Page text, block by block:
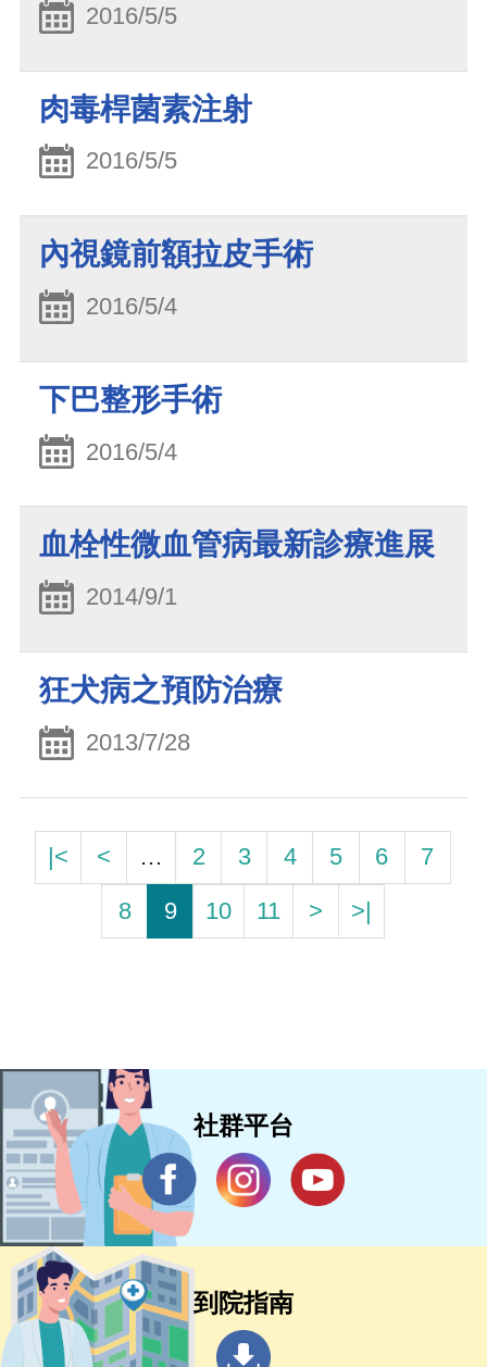
2016/5/5
肉毒桿菌素注射
2016/5/5
內視鏡前額拉皮手術
2016/5/4
下巴整形手術
2016/5/4
血栓性微血管病最新診療進展
2014/9/1
狂犬病之預防治療
2013/7/28
|< < … 2 3 4 5 6
7
8
9 10 11 > >|
社群平台
到院指南